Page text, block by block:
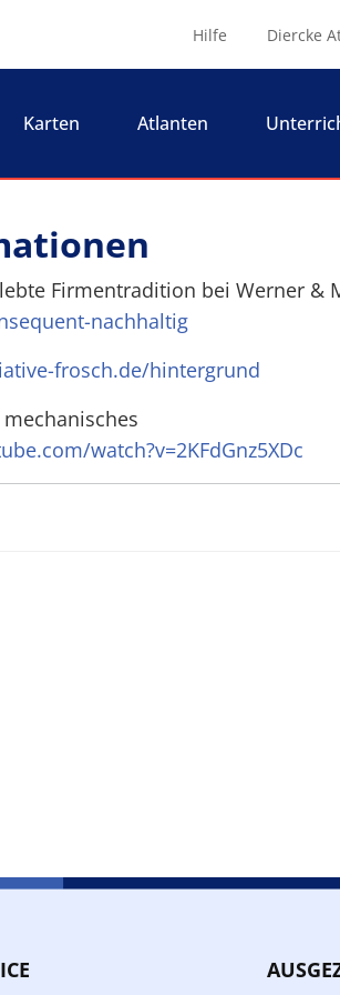
Hilfe Diercke
Karten Atlanten
Firmentradition bei Werner &
nachhaltig
frosch.de/hintergrund
watch?v=2KFdGnz5XDc